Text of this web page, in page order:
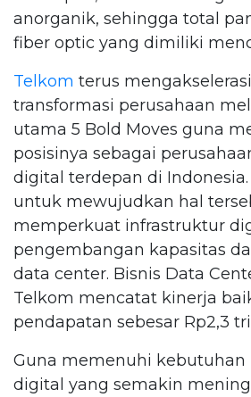
anorganik, sehingga total
fiber optic yang dimiliki
Telkom terus
transformasi perusahaan
utama 5 Bold Moves guna
posisinya sebagai
digital terdepan di
untuk mewujudkan hal
memperkuat infrastruktur
pengembangan kapasitas
data center. Bisnis Data
Telkom mencatat kinerja
pendapatan sebesar Rp2,3
Guna memenuhi
digital yang semakin